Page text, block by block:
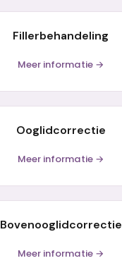
Fillerbehandeling
Meer informatie →
Ooglidcorrectie
Meer informatie →
Bovenooglidcorrectie
Meer informatie →